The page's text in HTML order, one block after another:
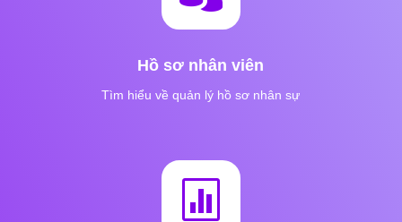
Hồ sơ nhân viên
Tìm hiểu về quản lý hồ sơ nhân sự
